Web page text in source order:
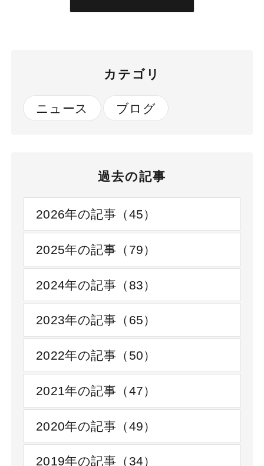
カテゴリ
ニュース ブログ
過去の記事
2026年の記事（45）
2025年の記事（79）
2024年の記事（83）
2023年の記事（65）
2022年の記事（50）
2021年の記事（47）
2020年の記事（49）
2019年の記事（34）